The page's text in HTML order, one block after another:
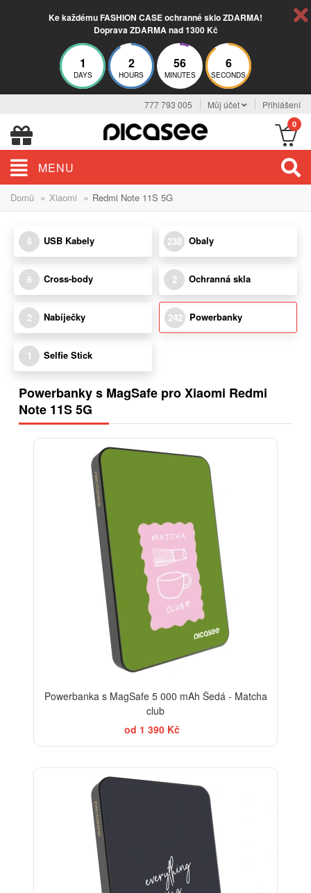
Ke každému FASHION CASE ochranné sklo ZDARMA!
Doprava ZDARMA nad 1300 Kč
1
DAYS
2
HOURS
56
MINUTES
5
SECONDS
777 793 005 Můj účet Přihlášení
0
MENU
Domů » Xiaomi » Redmi Note 11S 5G
6 USB Kabely 238 Obaly
6 Cross-body 2 Ochranná skla
2 Nabíječky 242 Powerbanky
1 Selfie Stick
Powerbanky s MagSafe pro Xiaomi Redmi
Note 11S 5G
Powerbanka s MagSafe 5 000 mAh Šedá - Matcha
club
od 1 390 Kč